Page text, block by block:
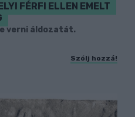
FÉRFI ELLEN EMELT
verni áldozatát.
Szólj hozzá!